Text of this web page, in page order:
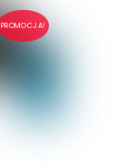
PROMOCJA!